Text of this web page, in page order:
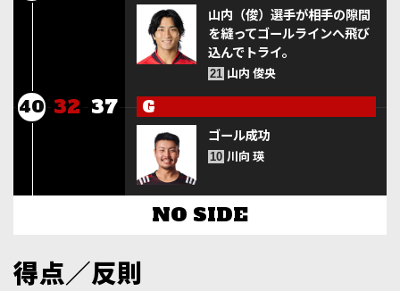
山内（俊）選手が相手の隙間
を縫ってゴールラインへ飛び
込んでトライ。
21 山内 俊央
40 32 37 G
ゴール成功
10 川向 瑛
NO SIDE
得点／反則